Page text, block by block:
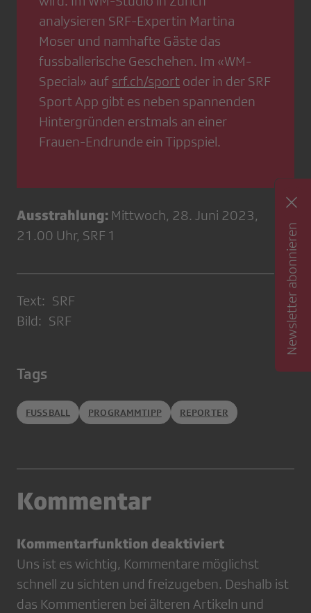
analysieren SRF-Expertin Martina
Moser und namhafte Gäste das
fussballerische Geschehen. Im «WM-
Special» auf srf.ch/sport oder in der SRF
Sport App gibt es neben spannenden
Hintergründen erstmals an einer
Frauen-Endrunde ein Tippspiel.
Ausstrahlung: Mittwoch, 28. Juni 2023,
21.00 Uhr, SRF 1
Text: SRF
Bild: SRF
Tags
FUSSBALL PROGRAMMTIPP REPORTER
Kommentar
Kommentarfunktion deaktiviert
Uns ist es wichtig, Kommentare möglichst
schnell zu sichten und freizugeben. Deshalb ist
das Kommentieren bei älteren Artikeln und
Newsletter abonnieren